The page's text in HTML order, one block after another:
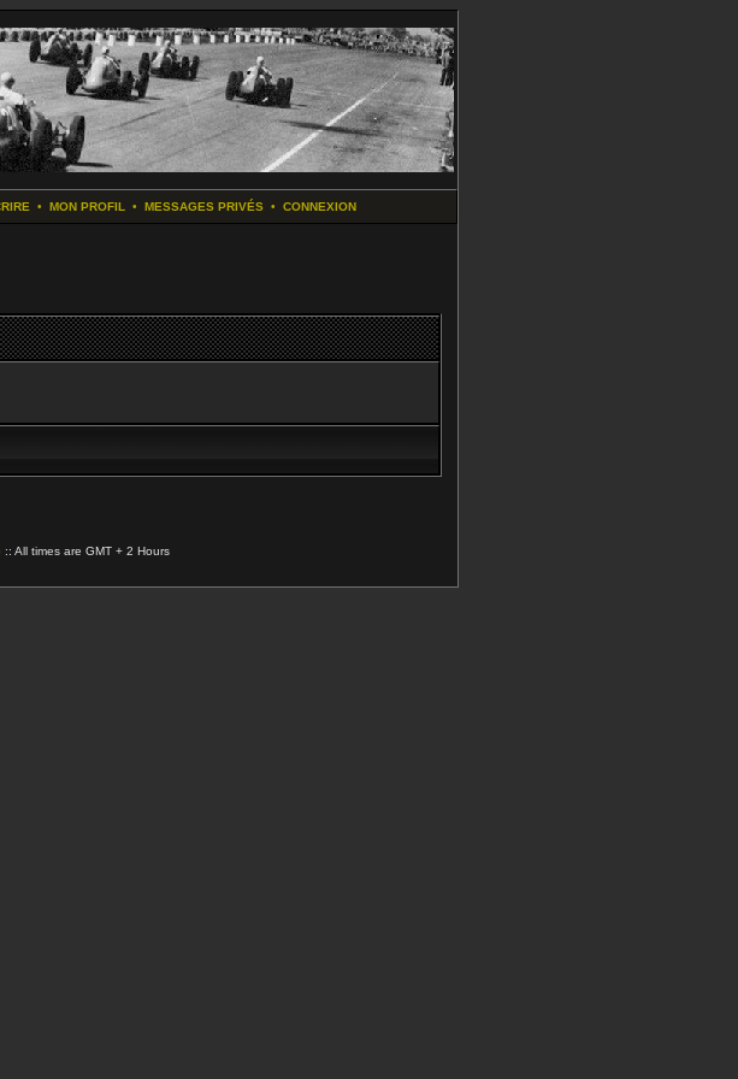
• MON PROFIL • MESSAGES PRIVÉS• CONNEXION
:: All times are GMT + 2 Hours